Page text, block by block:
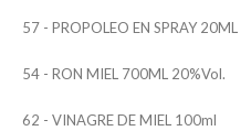
57 - PROPOLEO EN SPRAY 20ML
54 - RON MIEL 700ML 20%Vol.
62 - VINAGRE DE MIEL 100ml